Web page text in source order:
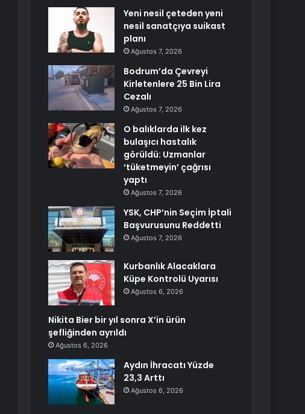
Yeni nesil çeteden yeni
nesil sanatçıya suikast
planı
Ağustos 7, 2026
Bodrum’da Çevreyi
Kirletenlere 25 Bin Lira
Cezalı
Ağustos 7, 2026
O balıklarda ilk kez
bulaşıcı hastalık
görüldü: Uzmanlar
‘tüketmeyin’ çağrısı
yaptı
Ağustos 7, 2026
YSK, CHP’nin Seçim İptali
Başvurusunu Reddetti
Ağustos 7, 2026
Kurbanlık Alacaklara
Küpe Kontrolü Uyarısı
Ağustos 6, 2026
Nikita Bier bir yıl sonra X’in ürün
şefliğinden ayrıldı
Ağustos 6, 2026
Aydın İhracatı Yüzde
23,3 Arttı
Ağustos 6, 2026